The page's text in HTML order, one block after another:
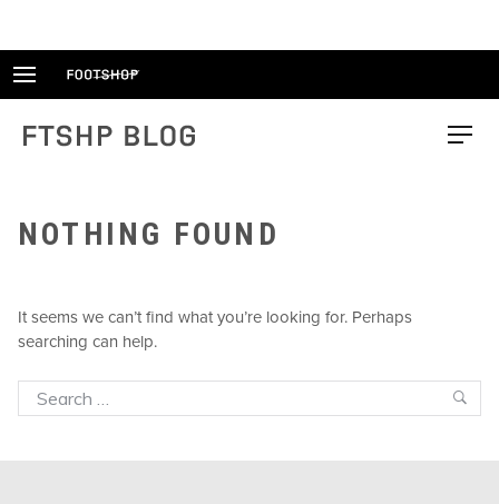
FTSHP blog Menu
NOTHING FOUND
It seems we can’t find what you’re looking for. Perhaps
searching can help.
Search
for: